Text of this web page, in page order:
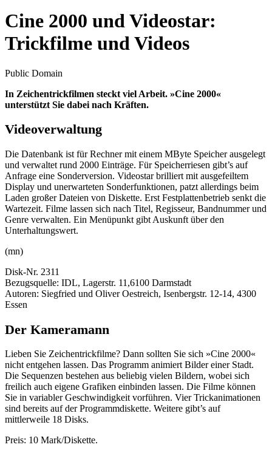
Cine 2000 und Videostar:
Trickfilme und Videos
Public Domain
In Zeichentrickfilmen steckt viel Arbeit. »Cine 2000«
unterstützt Sie dabei nach Kräften.
Videoverwaltung
Die Datenbank ist für Rechner mit einem MByte Speicher ausgelegt
und verwaltet rund 2000 Einträge. Für Speicherriesen gibt’s auf
Anfrage eine Sonderversion. Videostar brilliert mit ausgefeiltem
Display und unerwarteten Sonderfunktionen, patzt allerdings beim
Laden großer Dateien von Diskette. Erst Festplattenbetrieb senkt die
Wartezeit. Filme lassen sich nach Titel, Regisseur, Bandnummer und
Genre verwalten. Ein Menüpunkt gibt Auskunft über den
Unterhaltungswert.
(mn)
Disk-Nr. 2311
Bezugsquelle: IDL, Lagerstr. 11,6100 Darmstadt
Autoren: Siegfried und Oliver Oestreich, Isenbergstr. 12-14, 4300
Essen
Der Kameramann
Lieben Sie Zeichentrickfilme? Dann sollten Sie sich »Cine 2000«
nicht entgehen lassen. Das Programm animiert Bilder einer Stadt.
Die Sequenzen bestehen aus beliebig vielen Bildern, wobei sich
freilich auch eigene Grafiken einbinden lassen. Die Filme können
Sie in variabler Geschwindigkeit vorführen. Vier Trickanimationen
sind bereits auf der Programmdiskette. Weitere gibt’s auf
mittlerweile 18 Disks.
Preis: 10 Mark/Diskette.